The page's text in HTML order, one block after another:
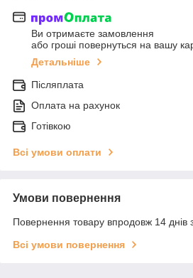
Ви отримаєте замовлення
або гроші повернуться на вашу
Детальніше
Післяплата
Оплата на рахунок
Готівкою
Всі умови оплати
Умови повернення
Повернення товару впродовж 14 днів
Всі умови повернення